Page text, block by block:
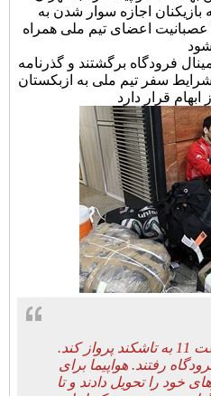
اجازه سوار شدن به
عصبانیت اعضای تیم ملی همراه
فرودگاه برگشتند و گذرنامه
شرایط سفر تیم ملی به ازبکستان
قرار بود تیم ملی ایران ساعت 11 به تاشکند پرواز کند.
رفتند. هواپیما برای
خود را تحویل دادند و تا